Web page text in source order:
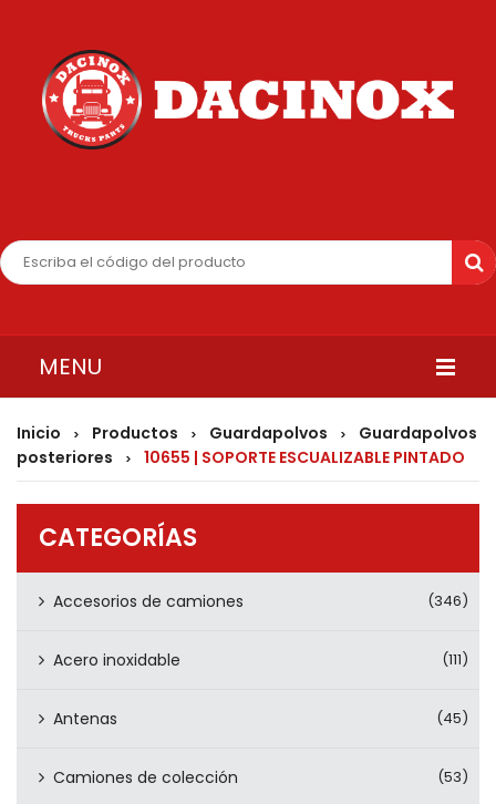
MENU
INICIO
QUIENES SOMOS
Inicio > Productos > Guardapolvos >
Guardapolvos
posteriores
> 10655 | SOPORTE ESCUALIZABLE PINTADO
CATEGORÍAS
Accesorios de camiones (346)
Acero inoxidable (111)
Antenas (45)
Camiones de colección (53)